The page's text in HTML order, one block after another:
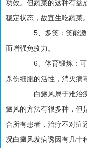
功效。但蔬菜的这种有益
稳定状态，故宜生吃蔬菜。
5、多笑：笑能激
而增强免疫力。
6、体育锻炼：可
杀伤细胞的活性，消灭病
白癜风属于难治疾
癜风的方法有很多种，但
合所有患者，治疗不对症
况白癜风发病诱因有几十